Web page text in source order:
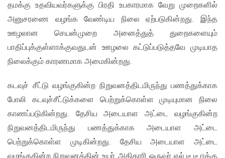
தமக்கு உதவியவர்களுக்கு பிரதி உபகாரமாக வேறு முறைகளில்
அனுசரணை வழங்க வேண்டிய நிலை ஏற்படுகின்றது. இந்த
ஊழலான செயன்முறை அனைத்துத் துறைகளையும்
பாதிப்புக்குள்ளாக்குவதுடன் ஊழலை கட்டுப்படுத்தவே முடியாத
நிலைக்கும் காரணமாக அமைகின்றது.
கடவுச் சீட்டு வழங்குகின்ற நிறுவனத்திடமிருந்து பணத்துக்காக
போலி கடவுச்சீட்டுக்களை பெற்றுக்கொள்ள முடியுமான நிலை
காணப்படுகின்றது. தேசிய அடையாள அட்டை வழங்குகின்ற
நிறுவனத்திடமிருந்து பணத்துக்காக அடையாள அட்டை
பெற்றுக்கொள்ள முடிகின்றது. தேசிய அடையாள அட்டை